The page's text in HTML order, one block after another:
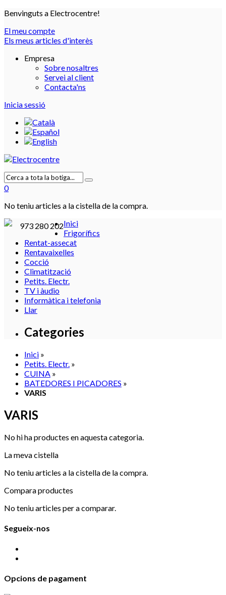
Benvinguts a Electrocentre!
El meu compte
Els meus articles d'interès
Empresa
Sobre nosaltres
Servei al client
Contacta'ns
Inicia sessió
0
No teniu articles a la cistella de la compra.
973 280 202Inici
Frigorífics
Rentat-assecat
Rentavaixelles
Cocció
Climatització
Petits. Electr.
TV i àudio
Informàtica i telefonia
Llar
Categories
Inici »
Petits. Electr. »
CUINA »
BATEDORES I PICADORES »
VARIS
VARIS
No hi ha productes en aquesta categoria.
La meva cistella
No teniu articles a la cistella de la compra.
Compara productes
No teniu articles per a comparar.
Segueix-nos
Opcions de pagament